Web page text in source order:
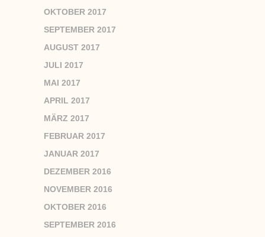
OKTOBER 2017
SEPTEMBER 2017
AUGUST 2017
JULI 2017
MAI 2017
APRIL 2017
MÄRZ 2017
FEBRUAR 2017
JANUAR 2017
DEZEMBER 2016
NOVEMBER 2016
OKTOBER 2016
SEPTEMBER 2016